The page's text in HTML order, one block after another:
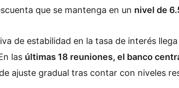
que se mantenga en un nivel de
de estabilidad en la tasa de interés
las últimas 18 reuniones, el banco
ajuste gradual tras contar con niveles